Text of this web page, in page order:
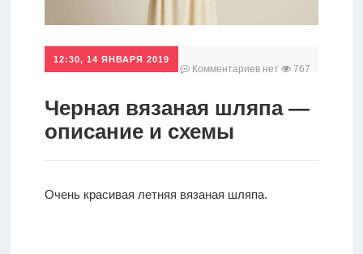
Новости
12:30, 14 ЯНВАРЯ 2019
Комментариев нет 767
Черная вязаная шляпа —
описание и схемы
Очень красивая летняя вязаная шляпа.